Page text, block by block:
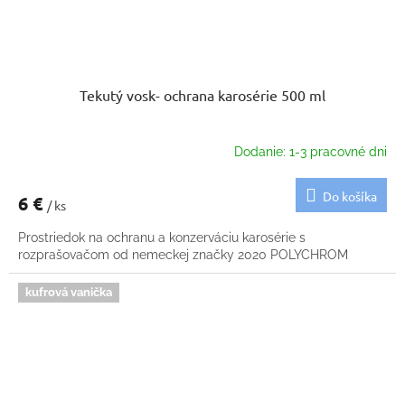
Tekutý vosk- ochrana karosérie 500 ml
Dodanie: 1-3 pracovné dni
6 € / ks
Do košíka
Prostriedok na ochranu a konzerváciu karosérie s
rozprašovačom od nemeckej značky 2020 POLYCHROM
kufrová vanička